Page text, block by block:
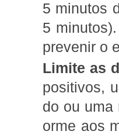
5 minutos
5
prevenir o
Limite as
positivos,
do ou uma
orme aos